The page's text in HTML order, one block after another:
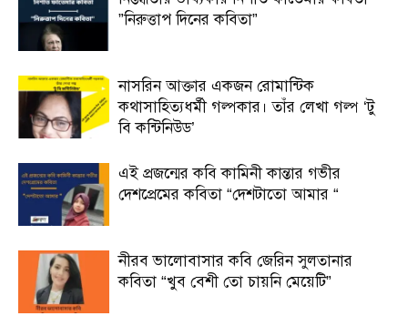
”নিরুত্তাপ দিনের কবিতা”
নাসরিন আক্তার একজন রোমান্টিক
কথাসাহিত্যধর্মী গল্পকার। তাঁর লেখা গল্প ‘টু
বি কন্টিনিউড’
এই প্রজন্মের কবি কামিনী কান্তার গভীর
দেশপ্রেমের কবিতা “দেশটাতো আমার “
নীরব ভালোবাসার কবি জেরিন সুলতানার
কবিতা “খুব বেশী তো চায়নি মেয়েটি”